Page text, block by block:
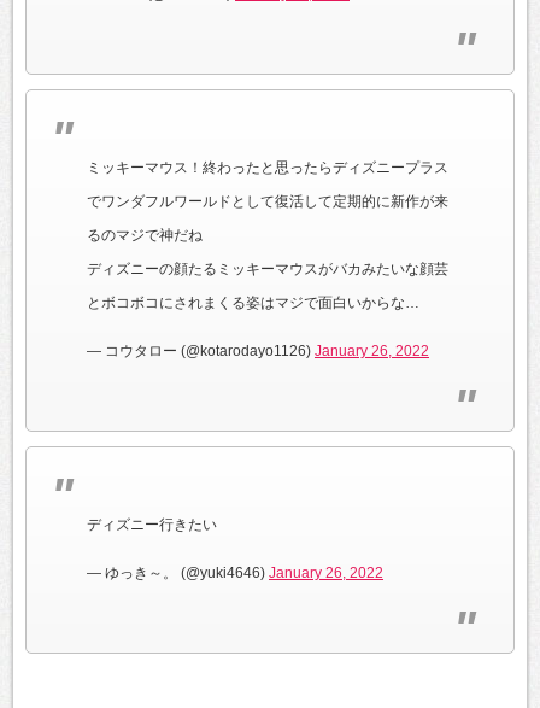
ミッキーマウス！終わったと思ったらディズニープラス
でワンダフルワールドとして復活して定期的に新作が来
るのマジで神だね
ディズニーの顔たるミッキーマウスがバカみたいな顔芸
とボコボコにされまくる姿はマジで面白いからな…
— コウタロー (@kotarodayo1126) January 26, 2022
ディズニー行きたい
— ゆっき～。 (@yuki4646) January 26, 2022